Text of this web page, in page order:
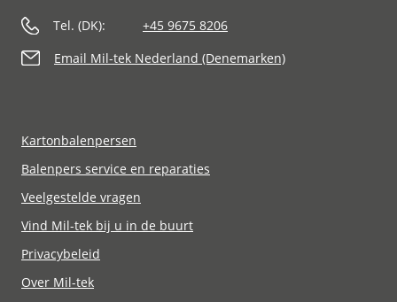
Tel. (DK):
+45 9675 8206
Email Mil-tek Nederland (Denemarken)
Kartonbalenpersen
Balenpers service en reparaties
Veelgestelde vragen
Vind Mil-tek bij u in de buurt
Privacybeleid
Over Mil-tek